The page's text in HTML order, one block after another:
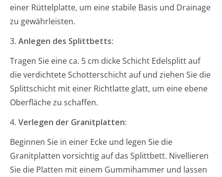
einer Rüttelplatte, um eine stabile Basis und Drainage
zu gewährleisten.
3. Anlegen des Splittbetts:
Tragen Sie eine ca. 5 cm dicke Schicht Edelsplitt auf
die verdichtete Schotterschicht auf und ziehen Sie die
Splittschicht mit einer Richtlatte glatt, um eine ebene
Oberfläche zu schaffen.
4. Verlegen der Granitplatten:
Beginnen Sie in einer Ecke und legen Sie die
Granitplatten vorsichtig auf das Splittbett. Nivellieren
Sie die Platten mit einem Gummihammer und lassen